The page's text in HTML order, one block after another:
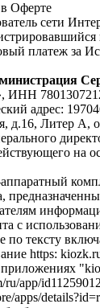
Оферте
сети
платеж за
ИНН
адрес:
д.16, Литер
на
с
по тексту
https:
ru/app/
apps/